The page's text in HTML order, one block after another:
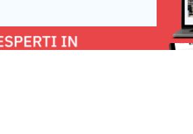
capacità di sostenere […]